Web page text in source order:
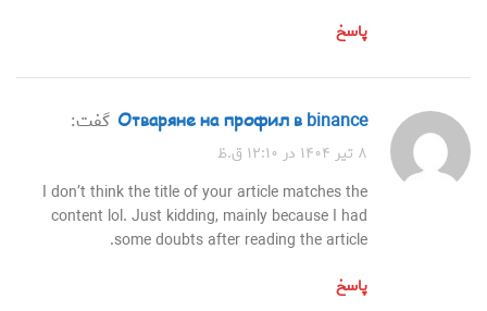
پاسخ
отваряне на профил в binance گفت:
۸ تیر ۱۴۰۴ در ۱۲:۱۰ ق.ظ
I don’t think the title of your article matches the
content lol. Just kidding, mainly because I had
some doubts after reading the article.
پاسخ